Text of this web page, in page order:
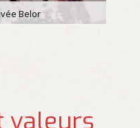
Belor
valeurs